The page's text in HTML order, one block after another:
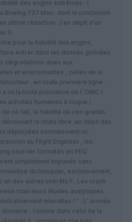
des engins extrêmes . (
Boeing 737 Max.. dont la conclusion
ultime rédaction . ( en dépit d’un
!)
pour la fiabilité des engins,
entrer dans les donnés globales
dégradations dues aux
et environnantes , celles de la
..en toute première ligne .
vu la toute puissance de l’ OMC (
activités humaines à risque (
de ce fait, la fiabilité de ces grands
la chute libre ;en dépit des
déployées normalement ici ..
du Flight Engineer , les
courrier formatés en PEQ
simplement imposés sans
du banquier, exclusivement,
un des autres intérêts !! . Les crash
mais leurs études analytiques
interdites ! ” . L’ arrivée
, comme dans celui de la